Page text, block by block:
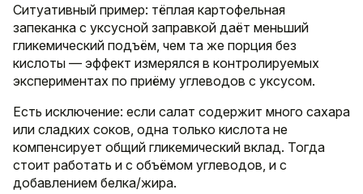
Ситуативный пример: тёплая картофельная
запеканка с уксусной заправкой даёт меньший
гликемический подъём, чем та же порция без
кислоты — эффект измерялся в контролируемых
экспериментах по приёму углеводов с уксусом.
Есть исключение: если салат содержит много сахара
или сладких соков, одна только кислота не
компенсирует общий гликемический вклад. Тогда
стоит работать и с объёмом углеводов, и с
добавлением белка/жира.